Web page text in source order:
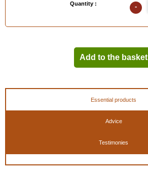
Quantity : -
Add to the basket
Essential products
Advice
Testimonies